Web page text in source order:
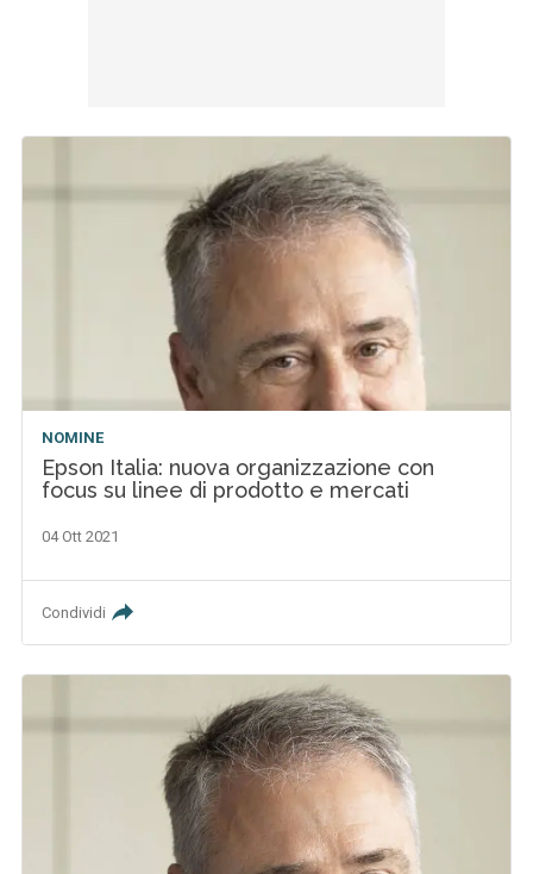
NOMINE
Epson Italia: nuova organizzazione con
focus su linee di prodotto e mercati
04 Ott 2021
Condividi